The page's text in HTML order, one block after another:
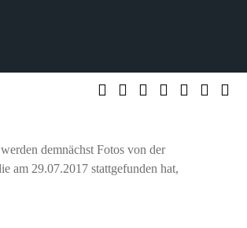
demnächst Fotos von der
am 29.07.2017 stattgefunden hat,